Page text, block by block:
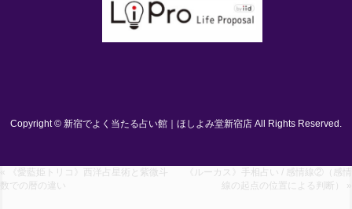
Copyright © 新宿でよく当たる占い館｜ほしよみ堂新宿店 All Rights Reserved.
« 《愛藍姫トリコ》西洋占星術と紫微斗
数での暦の違い
《ルーカス》手相占い / 感情線②（感情
線の起点の位置による判断） »